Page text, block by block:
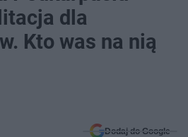
dla
Kto was na nią
Dodaj do Google